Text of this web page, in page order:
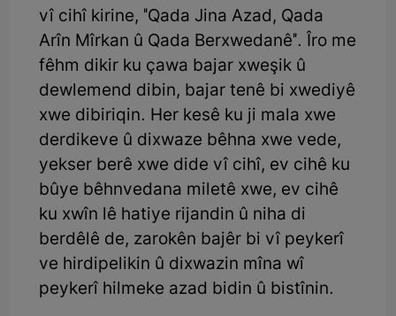
vî cihî kirine, ''Qada Jina Azad, Qada
Arîn Mîrkan û Qada Berxwedanê''. Îro me
fêhm dikir ku çawa bajar xweşik û
dewlemend dibin, bajar tenê bi xwediyê
xwe dibiriqin. Her kesê ku ji mala xwe
derdikeve û dixwaze bêhna xwe vede,
yekser berê xwe dide vî cihî, ev cihê ku
bûye bêhnvedana miletê xwe, ev cihê
ku xwîn lê hatiye rijandin û niha di
berdêlê de, zarokên bajêr bi vî peykerî
ve hirdipelikin û dixwazin mîna wî
peykerî hilmeke azad bidin û bistînin.